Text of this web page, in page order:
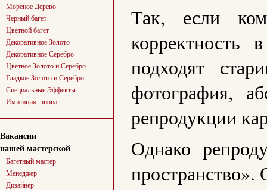
Мореное Дерево
Черный багет
Цветной багет
Декоративное Золото
Декоративное Серебро
Цветное Золото и Серебро
Гладкое Золото и Серебро
Специальные Эффекты
Имитация шпона
Вакансии
нашей мастерской
Багетный мастер
Менеджер
Дизайнер
Так, если
корректность
подходят
фотография,
репродукции
Однако